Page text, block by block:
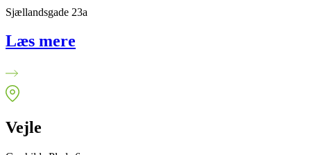
Sjællandsgade 23a
Læs mere
Vejle